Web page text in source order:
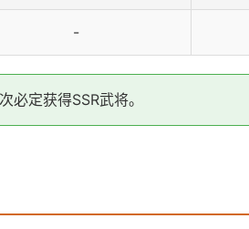
-
定获得SSR武将。